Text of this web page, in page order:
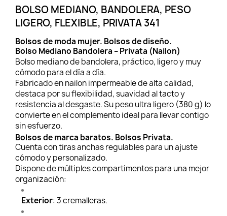
BOLSO MEDIANO, BANDOLERA, PESO
LIGERO, FLEXIBLE, PRIVATA 341
Bolsos de moda mujer. Bolsos de diseño.
Bolso Mediano Bandolera – Privata (Nailon)
Bolso mediano de bandolera, práctico, ligero y muy
cómodo para el día a día.
Fabricado en nailon impermeable de alta calidad,
destaca por su flexibilidad, suavidad al tacto y
resistencia al desgaste. Su peso ultra ligero (380 g) lo
convierte en el complemento ideal para llevar contigo
sin esfuerzo.
Bolsos de marca baratos. Bolsos Privata.
Cuenta con tiras anchas regulables para un ajuste
cómodo y personalizado.
Dispone de múltiples compartimentos para una mejor
organización:
Exterior: 3 cremalleras.